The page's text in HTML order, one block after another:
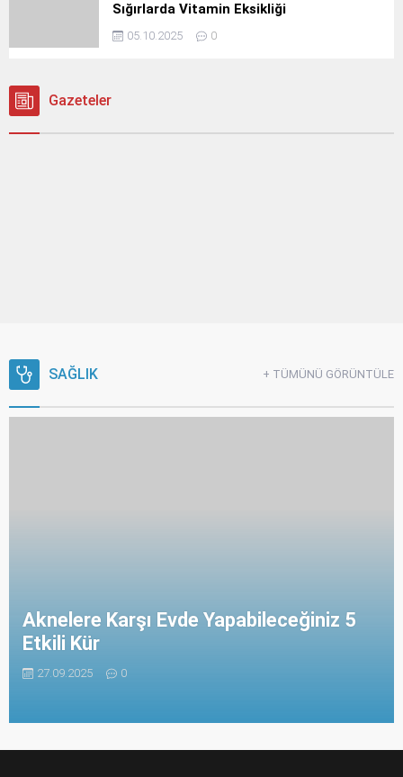
Sığırlarda Vitamin Eksikliği
05.10.2025 0
Gazeteler
SAĞLIK + TÜMÜNÜ GÖRÜNTÜLE
Aknelere Karşı Evde Yapabileceğiniz 5
Etkili Kür
27.09.2025 0